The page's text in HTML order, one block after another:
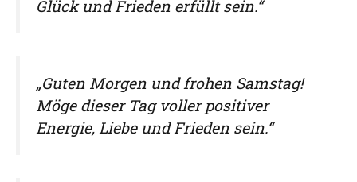
Glück und Frieden erfüllt sein.“
„Guten Morgen und frohen Samstag!
Möge dieser Tag voller positiver
Energie, Liebe und Frieden sein.“